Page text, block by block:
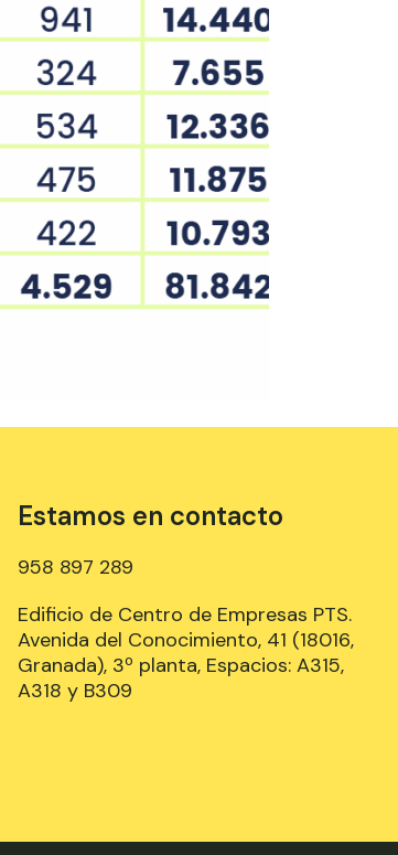
Estamos en contacto
958 897 289
Edificio de Centro de Empresas PTS.
Avenida del Conocimiento, 41 (18016,
Granada), 3º planta, Espacios: A315,
A318 y B309